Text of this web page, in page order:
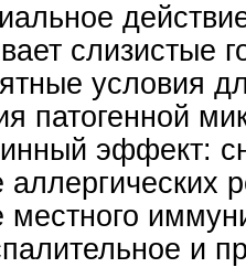
слизистые
условия
патогенной
эффект:
аллергических
местного
и